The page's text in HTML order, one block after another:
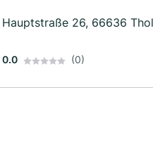
Hauptstraße 26, 66636
0.0 (0)